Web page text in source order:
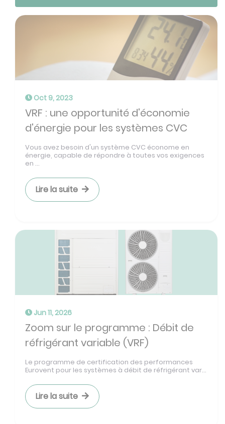
Oct 9, 2023
VRF : une opportunité d'économie
d'énergie pour les systèmes CVC
Vous avez besoin d'un système CVC économe en
énergie, capable de répondre à toutes vos exigences
en ...
Lire la suite
Jun 11, 2026
Zoom sur le programme : Débit de
réfrigérant variable (VRF)
Le programme de certification des performances
Eurovent pour les systèmes à débit de réfrigérant var...
Lire la suite